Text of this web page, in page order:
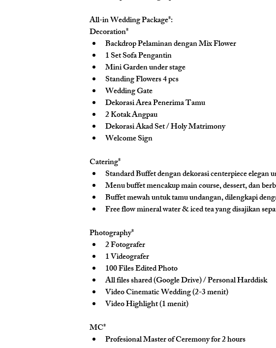
All-in Wedding Package*:
Decoration*
Backdrop Pelaminan dengan Mix Flower
1 Set Sofa Pengantin
Mini Garden under stage
Standing Flowers 4 pcs
Wedding Gate
Dekorasi Area Penerima Tamu
2 Kotak Angpau
Dekorasi Akad Set / Holy Matrimony
Welcome Sign
Catering*
Standard Buffet dengan dekorasi centerpiece
Menu buffet mencakup main course, dessert, dan
Buffet mewah untuk tamu undangan, dilengkapi
Free flow mineral water & iced tea yang disajikan
Photography*
2 Fotografer
1 Videografer
100 Files Edited Photo
All files shared (Google Drive) / Personal Harddisk
Video Cinematic Wedding (2-3 menit)
Video Highlight (1 menit)
MC*
Profesional Master of Ceremony for 2 hours